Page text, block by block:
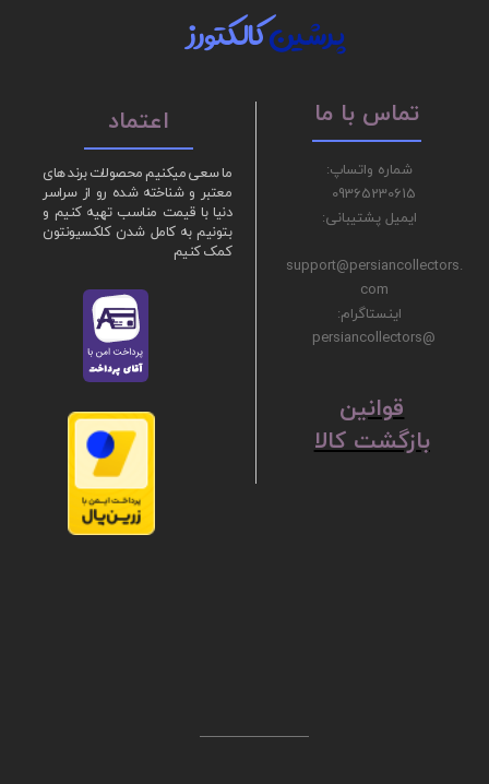
ما سعی میکنیم محصولات برند های
معتبر و شناخته شده رو از سراسر
دنیا با قیمت مناسب تهیه کنیم و
بتونیم به کامل شدن کلکسیونتون
کمک کنیم
پرشینکالکتورز
شماره واتساپ:
09365230615
ایمیل پشتیبانی:
support@persiancollectors.
com
اینستاگرام:
@persiancollectors
تماس با ما اعتماد
ق​​​​​​​وانین
بازگشت کالا